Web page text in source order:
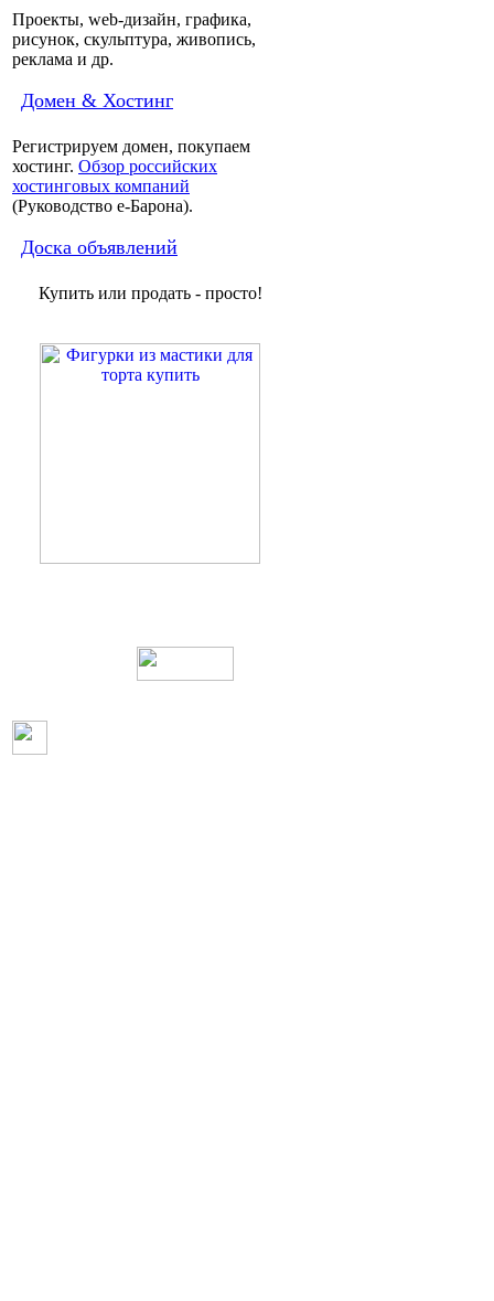
Проекты, web-дизайн, графика,
рисунок, скульптура, живопись,
реклама и др.
Домен & Хостинг
Регистрируем домен, покупаем
хостинг. Обзор российских
хостинговых компаний
(Руководство e-Барона).
Доска объявлений
Купить или продать - просто!